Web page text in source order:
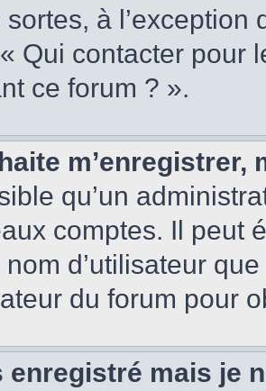
sortes, à
Qui contacter pour
ce forum ? ».
m’enregistrer,
qu’un
comptes. Il peut
d’utilisateur
du forum pour
enregistré mais je